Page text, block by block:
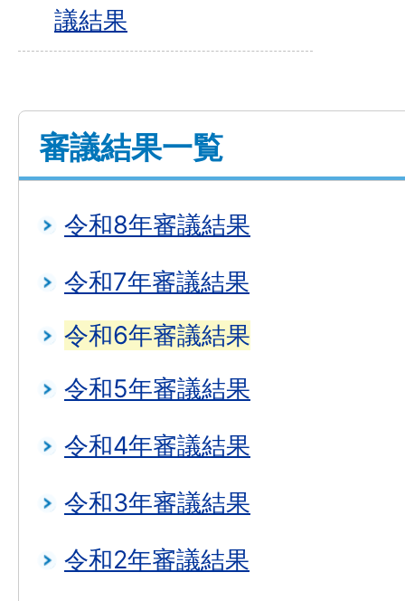
議結果
審議結果一覧
令和8年審議結果
令和7年審議結果
令和6年審議結果
令和5年審議結果
令和4年審議結果
令和3年審議結果
令和2年審議結果